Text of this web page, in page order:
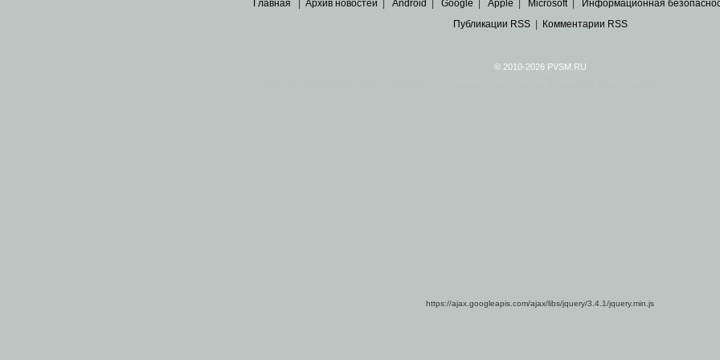
Главная Архив новостей Android Google Apple Microsoft| Информационная
Публикации RSS| Комментарии RSS
© 2010-2026 PVSM.RU
https://ajax.googleapis.com/ajax/libs/jquery/3.4.1/jquery.min.js